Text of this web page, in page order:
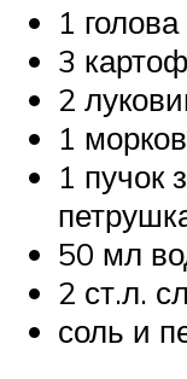
1
3
2
1
1 пучок
50 мл
2 ст.л.
соль и